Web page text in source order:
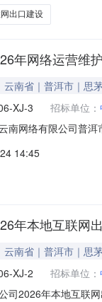
出口建设
年网络运营维
云南省｜普洱市｜思
XJ-3 招标单位：
南网络有限公司普
电云南网络有限公
14:45
年本地互联网
云南省｜普洱市｜思
XJ-2 招标单位：
司2026年本地互联